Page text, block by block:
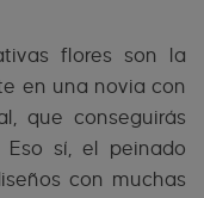
flores son la
en una novia con
que conseguirás
sí, el peinado
con muchas